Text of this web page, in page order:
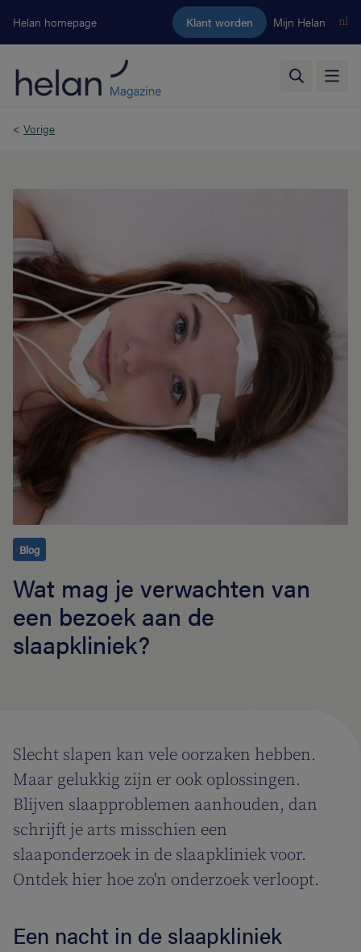
Ga naar de hoofdinhoud
Helan homepage Klant worden Mijn Helan nl
< Vorige
Blog
Wat mag je verwachten van
een bezoek aan de
slaapkliniek?
Slecht slapen kan vele oorzaken hebben.
Maar gelukkig zijn er ook oplossingen.
Blijven slaapproblemen aanhouden, dan
schrijft je arts misschien een
slaaponderzoek in de slaapkliniek voor.
Ontdek hier hoe zo'n onderzoek verloopt.
Een nacht in de slaapkliniek